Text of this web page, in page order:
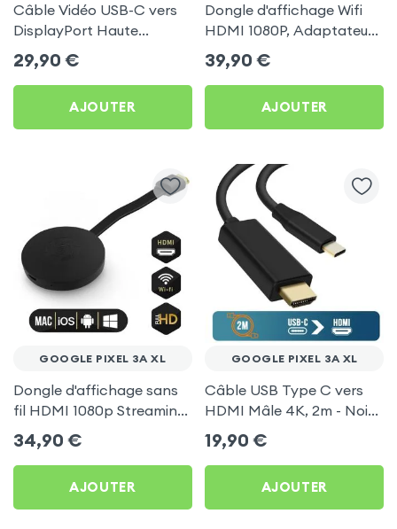
Câble Vidéo USB-C vers
DisplayPort Haute
Définition 8K 1.8m, LinQ
pour Google Pixel 3A XL
29,90 €
AJOUTER
Dongle d'affichage Wifi
HDMI 1080P, Adaptateur
d'affichage Vidéo Sans-fil
TV pour Google Pixel 3A
XL
39,90 €
AJOUTER
GOOGLE PIXEL 3A XL
Dongle d'affichage sans
fil HDMI 1080p Streaming,
récepteur vidéo TV
(compatible Miracast,
AirPlay, DLNA) pour
Google Pixel 3A XL
34,90 €
AJOUTER
GOOGLE PIXEL 3A XL
Câble USB Type C vers
HDMI Mâle 4K, 2m - Noir
pour Google Pixel 3A XL
19,90 €
AJOUTER